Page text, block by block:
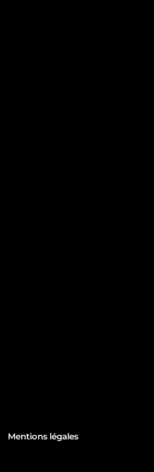
Mentions légales